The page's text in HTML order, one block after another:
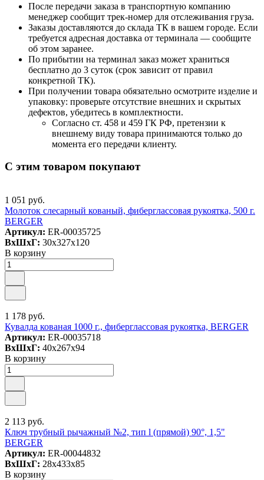
После передачи заказа в транспортную компанию
менеджер сообщит трек-номер для отслеживания груза.
Заказы доставляются до склада ТК в вашем городе. Если
требуется адресная доставка от терминала — сообщите
об этом заранее.
По прибытии на терминал заказ может храниться
бесплатно до 3 суток (срок зависит от правил
конкретной ТК).
При получении товара обязательно осмотрите изделие и
упаковку: проверьте отсутствие внешних и скрытых
дефектов, убедитесь в комплектности.
Согласно ст. 458 и 459 ГК РФ, претензии к
внешнему виду товара принимаются только до
момента его передачи клиенту.
С этим товаром покупают
1 051 руб.
Молоток слесарный кованый, фиберглассовая рукоятка, 500 г.
BERGER
Артикул: ER-00035725
ВxШxГ: 30x327x120
В корзину
1 178 руб.
Кувалда кованая 1000 г., фиберглассовая рукоятка, BERGER
Артикул: ER-00035718
ВxШxГ: 40x267x94
В корзину
2 113 руб.
Ключ трубный рычажный №2, тип l (прямой) 90°, 1,5"
BERGER
Артикул: ER-00044832
ВxШxГ: 28x433x85
В корзину